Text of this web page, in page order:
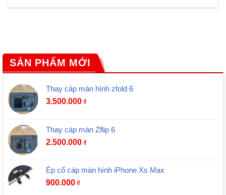
SẢN PHẨM MỚI
Thay cáp màn hình zfold 6
3.500.000 ₫
Thay cáp màn Zflip 6
2.500.000 ₫
Ép cổ cáp màn hình iPhone Xs Max
900.000 ₫